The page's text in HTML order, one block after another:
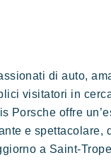
di auto,
visitatori in
Porsche offre
e spettacolare,
a Saint-